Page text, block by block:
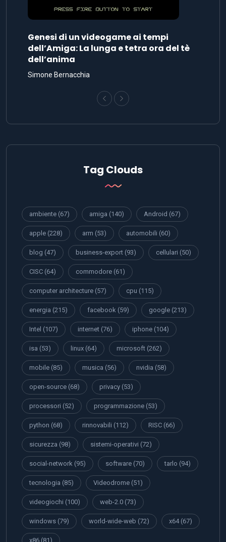
Genesi di un videogame ai tempi
dell’Amiga: La lunga e tetra ora del tè
dell’anima
Simone Bernacchia
Tag Clouds
ambiente (67) amiga (140) Android (67)
apple (228) arm (53) automobili (60)
blog (47) business-export (93) cellulari (50)
CISC (64) commodore (61)
computer architecture (57) cpu (115)
energia (215) facebook (59) google (213)
Intel (107) internet (76) iphone (104)
isa (53) linux (64) microsoft (262)
mobile (85) musica (56) nvidia (58)
open-source (68) privacy (53)
processori (52) programmazione (53)
python (68) rinnovabili (112) RISC (66)
sicurezza (98) sistemi-operativi (72)
social-network (95) software (70) tarlo (94)
tecnologia (85) Videodrome (51)
videogiochi (100) web-2.0 (73)
windows (79) world-wide-web (72) x64(67)
x86 (81)